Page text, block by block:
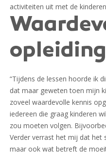
activiteiten uit met de
opleiding
“Tijdens de lessen hoorde ik
dat maar geweten toen mijn
zoveel waardevolle kennis
iedereen die graag kinderen
zou moeten volgen.
Verder verrast het mij dat het
maar ook wat betreft de